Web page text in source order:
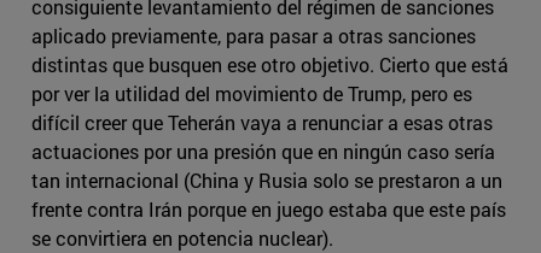
consiguiente levantamiento del régimen de sanciones
aplicado previamente, para pasar a otras sanciones
distintas que busquen ese otro objetivo. Cierto que está
por ver la utilidad del movimiento de Trump, pero es
difícil creer que Teherán vaya a renunciar a esas otras
actuaciones por una presión que en ningún caso sería
tan internacional (China y Rusia solo se prestaron a un
frente contra Irán porque en juego estaba que este país
se convirtiera en potencia nuclear).